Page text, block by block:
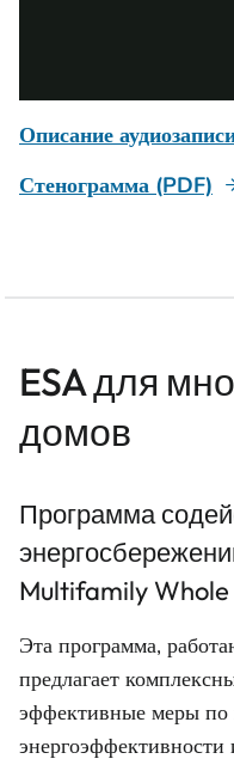
Описание
Стенограмма (PDF)
ESA для
домов
Программа
Multifamily
Эта программа,
предлагает
эффективные меры